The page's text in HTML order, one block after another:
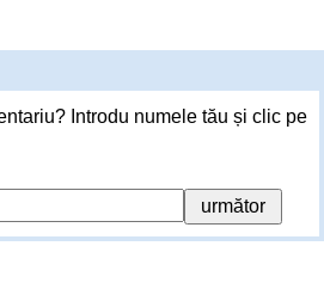
Introdu numele tău și clic pe